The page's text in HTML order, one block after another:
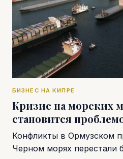
БИЗНЕС НА КИПРЕ
Кризис на морских
становится
Конфликты в Ормузском
Черном морях перестали